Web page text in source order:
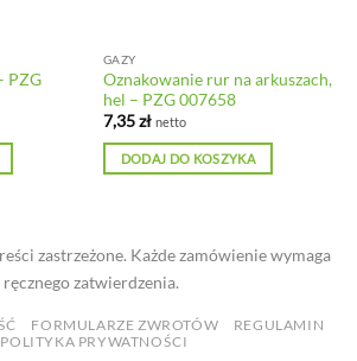
PZG
GAZY
Oznakowanie rur na arkuszach,
hel – PZG 007658
7,35zł netto
DODAJ DO KOSZYKA
zastrzeżone. Każde zamówienie wymaga
ręcznego zatwierdzenia.
FORMULARZE ZWROTÓW
REGULAMIN
POLITYKA PRYWATNOŚCI